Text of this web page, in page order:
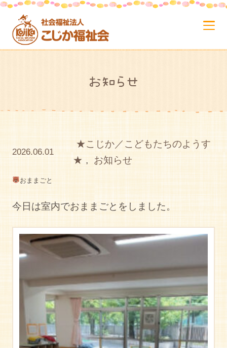
お知らせ
2026.06.01
★こじか／こどもたちのようす
★ , お知らせ
おままごと
今日は室内でおままごとをしました。